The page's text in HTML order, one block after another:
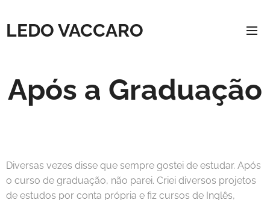
LEDO VACCARO
Após a Graduação
Diversas vezes disse que sempre gostei de estudar. Após
o curso de graduação, não parei. Criei diversos projetos
de estudos por conta própria e fiz cursos de Inglês,